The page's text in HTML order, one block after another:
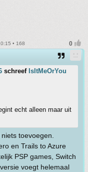
• 168
schreef IsItMeOrYou
echt alleen maar uit
toevoegen.
en Trails to Azure
PSP games, Switch
voegt helemaal